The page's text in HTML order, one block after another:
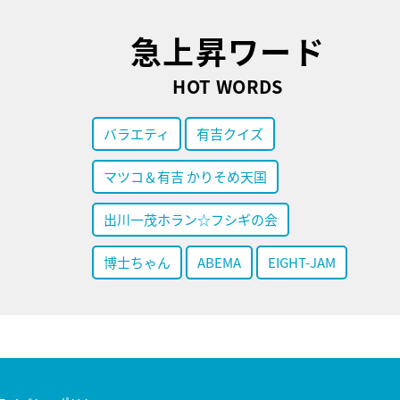
急上昇ワード
HOT WORDS
バラエティ 有吉クイズ
マツコ＆有吉 かりそめ天国
出川一茂ホラン☆フシギの会
博士ちゃん ABEMA EIGHT-JAM